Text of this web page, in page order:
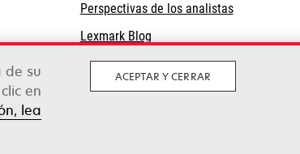
Perspectivas de los analistas
Lexmark Blog
de su
en
lea
ACEPTAR Y CERRAR